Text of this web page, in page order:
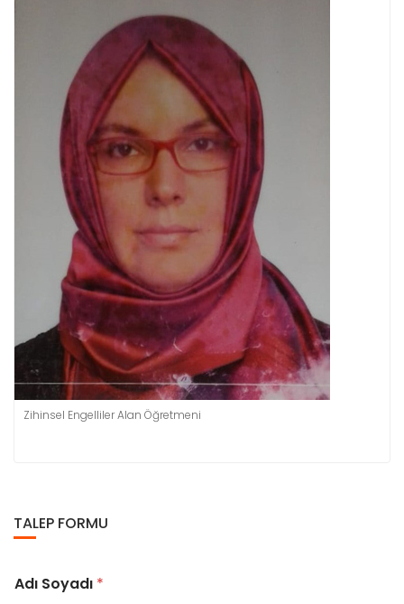
Zihinsel Engelliler Alan Öğretmeni
TALEP FORMU
o
Adı Soyadı *